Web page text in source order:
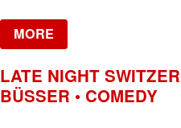
MORE
LATE NIGHT
BÜSSER • COMEDY